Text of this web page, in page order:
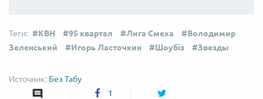
КВН 95 квартал Лига Смеха
Володимир
Зеленський
Игорь Ласточкин Шоубіз Звезды
Без Табу
1